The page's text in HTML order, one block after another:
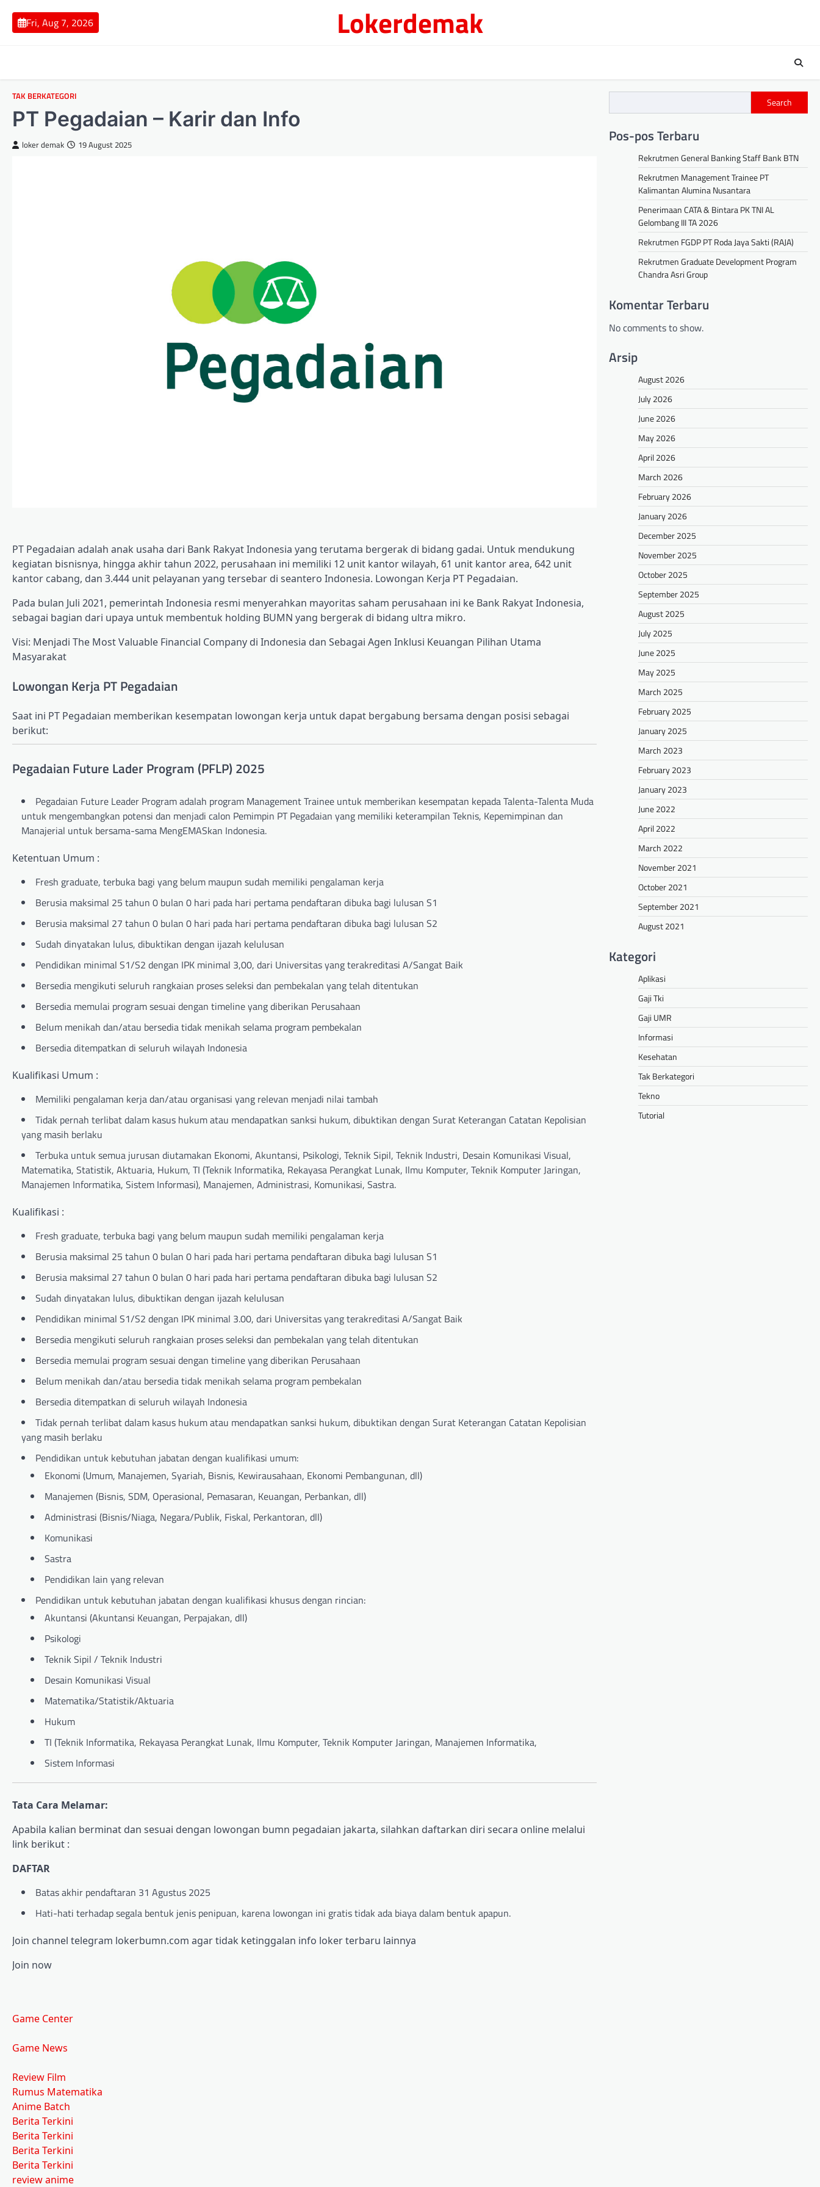
content
Fri, Aug 7, 2026 Lokerdemak
TAK BERKATEGORI
PT Pegadaian – Karir dan Info
loker demak 19 August 2025
PT Pegadaian adalah anak usaha dari Bank Rakyat Indonesia yang terutama bergerak di bidang gadai. Untuk mendukung
kegiatan bisnisnya, hingga akhir tahun 2022, perusahaan ini memiliki 12 unit kantor wilayah, 61 unit kantor area, 642 unit
kantor cabang, dan 3.444 unit pelayanan yang tersebar di seantero Indonesia. Lowongan Kerja PT Pegadaian.
Pada bulan Juli 2021, pemerintah Indonesia resmi menyerahkan mayoritas saham perusahaan ini ke Bank Rakyat Indonesia,
sebagai bagian dari upaya untuk membentuk holding BUMN yang bergerak di bidang ultra mikro.
Visi: Menjadi The Most Valuable Financial Company di Indonesia dan Sebagai Agen Inklusi Keuangan Pilihan Utama
Masyarakat
Lowongan Kerja PT Pegadaian
Saat ini PT Pegadaian memberikan kesempatan lowongan kerja untuk dapat bergabung bersama dengan posisi sebagai
berikut:
Pegadaian Future Lader Program (PFLP) 2025
Pegadaian Future Leader Program adalah program Management Trainee untuk memberikan kesempatan kepada Talenta-Talenta Muda
untuk mengembangkan potensi dan menjadi calon Pemimpin PT Pegadaian yang memiliki keterampilan Teknis, Kepemimpinan dan
Manajerial untuk bersama-sama MengEMASkan Indonesia.
Ketentuan Umum :
Fresh graduate, terbuka bagi yang belum maupun sudah memiliki pengalaman kerja
Berusia maksimal 25 tahun 0 bulan 0 hari pada hari pertama pendaftaran dibuka bagi lulusan S1
Berusia maksimal 27 tahun 0 bulan 0 hari pada hari pertama pendaftaran dibuka bagi lulusan S2
Sudah dinyatakan lulus, dibuktikan dengan ijazah kelulusan
Pendidikan minimal S1/S2 dengan IPK minimal 3,00, dari Universitas yang terakreditasi A/Sangat Baik
Bersedia mengikuti seluruh rangkaian proses seleksi dan pembekalan yang telah ditentukan
Bersedia memulai program sesuai dengan timeline yang diberikan Perusahaan
Belum menikah dan/atau bersedia tidak menikah selama program pembekalan
Bersedia ditempatkan di seluruh wilayah Indonesia
Kualifikasi Umum :
Memiliki pengalaman kerja dan/atau organisasi yang relevan menjadi nilai tambah
Tidak pernah terlibat dalam kasus hukum atau mendapatkan sanksi hukum, dibuktikan dengan Surat Keterangan Catatan Kepolisian
yang masih berlaku
Terbuka untuk semua jurusan diutamakan Ekonomi, Akuntansi, Psikologi, Teknik Sipil, Teknik Industri, Desain Komunikasi Visual,
Matematika, Statistik, Aktuaria, Hukum, TI (Teknik Informatika, Rekayasa Perangkat Lunak, Ilmu Komputer, Teknik Komputer Jaringan,
Manajemen Informatika, Sistem Informasi), Manajemen, Administrasi, Komunikasi, Sastra.
Kualifikasi :
Fresh graduate, terbuka bagi yang belum maupun sudah memiliki pengalaman kerja
Berusia maksimal 25 tahun 0 bulan 0 hari pada hari pertama pendaftaran dibuka bagi lulusan S1
Berusia maksimal 27 tahun 0 bulan 0 hari pada hari pertama pendaftaran dibuka bagi lulusan S2
Sudah dinyatakan lulus, dibuktikan dengan ijazah kelulusan
Pendidikan minimal S1/S2 dengan IPK minimal 3.00, dari Universitas yang terakreditasi A/Sangat Baik
Bersedia mengikuti seluruh rangkaian proses seleksi dan pembekalan yang telah ditentukan
Bersedia memulai program sesuai dengan timeline yang diberikan Perusahaan
Belum menikah dan/atau bersedia tidak menikah selama program pembekalan
Bersedia ditempatkan di seluruh wilayah Indonesia
Tidak pernah terlibat dalam kasus hukum atau mendapatkan sanksi hukum, dibuktikan dengan Surat Keterangan Catatan Kepolisian
yang masih berlaku
Pendidikan untuk kebutuhan jabatan dengan kualifikasi umum:
Ekonomi (Umum, Manajemen, Syariah, Bisnis, Kewirausahaan, Ekonomi Pembangunan, dll)
Manajemen (Bisnis, SDM, Operasional, Pemasaran, Keuangan, Perbankan, dll)
Administrasi (Bisnis/Niaga, Negara/Publik, Fiskal, Perkantoran, dll)
Komunikasi
Sastra
Pendidikan lain yang relevan
Pendidikan untuk kebutuhan jabatan dengan kualifikasi khusus dengan rincian:
Akuntansi (Akuntansi Keuangan, Perpajakan, dll)
Psikologi
Teknik Sipil / Teknik Industri
Desain Komunikasi Visual
Matematika/Statistik/Aktuaria
Hukum
TI (Teknik Informatika, Rekayasa Perangkat Lunak, Ilmu Komputer, Teknik Komputer Jaringan, Manajemen Informatika,
Sistem Informasi
Tata Cara Melamar:
Apabila kalian berminat dan sesuai dengan lowongan bumn pegadaian jakarta, silahkan daftarkan diri secara online melalui
link berikut :
DAFTAR
Batas akhir pendaftaran 31 Agustus 2025
Hati-hati terhadap segala bentuk jenis penipuan, karena lowongan ini gratis tidak ada biaya dalam bentuk apapun.
Join channel telegram lokerbumn.com agar tidak ketinggalan info loker terbaru lainnya
Join now
Game Center
Game News
Review Film
Rumus Matematika
Anime Batch
Berita Terkini
Berita Terkini
Berita Terkini
Berita Terkini
review anime
Search
Pos-pos Terbaru
Rekrutmen General Banking Staff Bank BTN
Rekrutmen Management Trainee PT
Kalimantan Alumina Nusantara
Penerimaan CATA & Bintara PK TNI AL
Gelombang III TA 2026
Rekrutmen FGDP PT Roda Jaya Sakti (RAJA)
Rekrutmen Graduate Development Program
Chandra Asri Group
Komentar Terbaru
No comments to show.
Arsip
August 2026
July 2026
June 2026
May 2026
April 2026
March 2026
February 2026
January 2026
December 2025
November 2025
October 2025
September 2025
August 2025
July 2025
June 2025
May 2025
March 2025
February 2025
January 2025
March 2023
February 2023
January 2023
June 2022
April 2022
March 2022
November 2021
October 2021
September 2021
August 2021
Kategori
Aplikasi
Gaji Tki
Gaji UMR
Informasi
Kesehatan
Tak Berkategori
Tekno
Tutorial